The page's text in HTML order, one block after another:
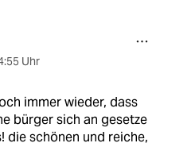
Uhr
immer wieder, dass
bürger sich an gesetze
die schönen und reiche,